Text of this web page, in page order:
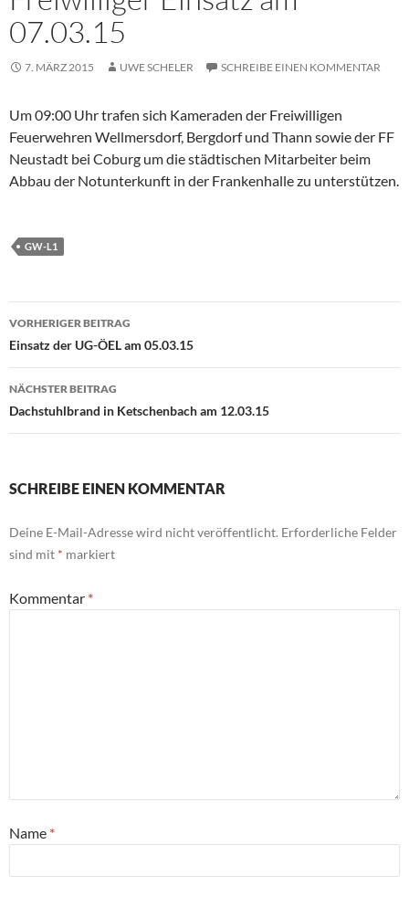
07.03.15
7. MÄRZ 2015 UWE SCHELER SCHREIBE EINEN KOMMENTAR
Um 09:00 Uhr trafen sich Kameraden der Freiwilligen
Feuerwehren Wellmersdorf, Bergdorf und Thann sowie der FF
Neustadt bei Coburg um die städtischen Mitarbeiter beim
Abbau der Notunterkunft in der Frankenhalle zu unterstützen.
GW-L1
Beitragsnavigation
VORHERIGER BEITRAG
Einsatz der UG-ÖEL am 05.03.15
NÄCHSTER BEITRAG
Dachstuhlbrand in Ketschenbach am 12.03.15
SCHREIBE EINEN KOMMENTAR
Deine E-Mail-Adresse wird nicht veröffentlicht. Erforderliche Felder
sind mit * markiert
Kommentar *
Name *